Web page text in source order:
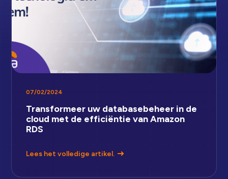
07/02/2024
Transformeer uw databasebeheer in de
cloud met de efficiëntie van Amazon
RDS
Lees het volledige artikel.